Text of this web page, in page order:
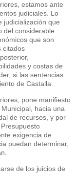
estamos ante
judiciales. Lo
judicialización que
del considerable
que son
citados
y costas de
si las sentencias
de Castalla.
pone manifiesto
hacia una
de recursos, y por
exigencia de
puedan determinar,
de los juicios de